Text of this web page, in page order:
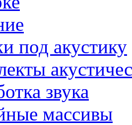
под акустику
звука
массивы